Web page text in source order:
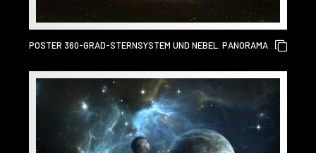
POSTER 360-GRAD-STERNSYSTEM UND NEBEL. PANORAMA,
PROJEKTION, SPHÄRISCHES PANORAMA